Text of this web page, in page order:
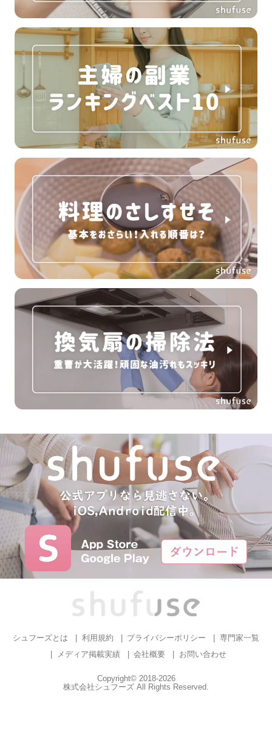
シュフーズとは 利用規約 プライバシーポリシー
専門家一覧
メディア掲載実績
会社概要 お問い合わせ
Copyright© 2018-2026
株式会社シュフーズ All Rights Reserved.